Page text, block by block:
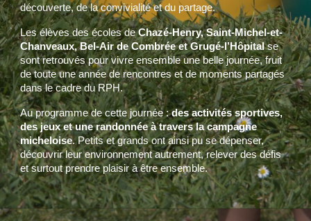
découverte, de la convivialité et du partage.
Les élèves des écoles deChazé-Henry, Saint-Michel-et-
Chanveaux, Bel-Air de Combrée et Grugé-l’Hôpitalse
sont retrouvés pour vivre ensemble une belle journée, fruit
de toute une année de rencontres et de moments partagés
dans le cadre du RPH.
Au programme de cette journée :des activités sportives,
des jeux et une randonnée à travers la campagne
micheloise. Petits et grands ont ainsi pu se dépenser,
découvrir leur environnement autrement, relever des défis
et surtout prendre plaisir à être ensemble.